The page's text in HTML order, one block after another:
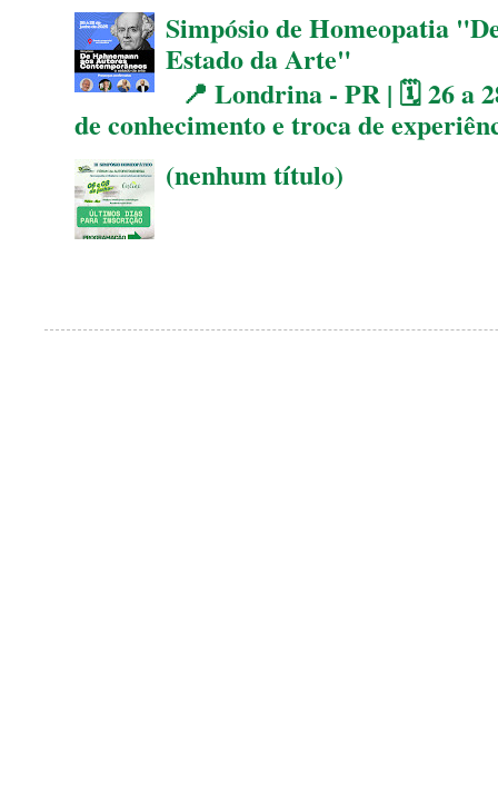
Simpósio de Homeopatia
Estado da Arte"
📍 Londrina - PR | 🗓 26 a
de conhecimento e troca de
(nenhum título)